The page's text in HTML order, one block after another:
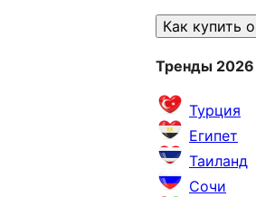
Как купить
Тренды 2026
Турция
Египет
Таиланд
Сочи